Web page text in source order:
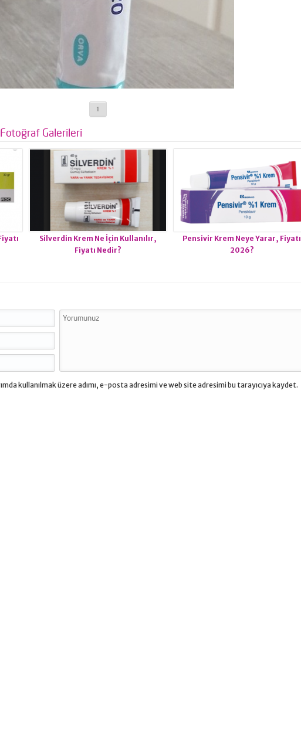
1
Galerileri
Silverdin Krem Ne İçin Kullanılır,
Fiyatı Nedir?
Pensivir Krem Neye Yarar, Fiyatı
2026?
kullanılmak üzere adımı, e-posta adresimi ve web site adresimi bu tarayıcıya kaydet.